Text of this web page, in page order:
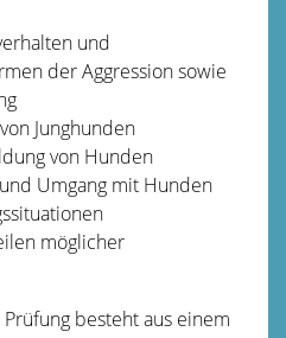
und
der Aggression sowie
Junghunden
ung von Hunden
Umgang mit Hunden
möglicher
besteht aus einem